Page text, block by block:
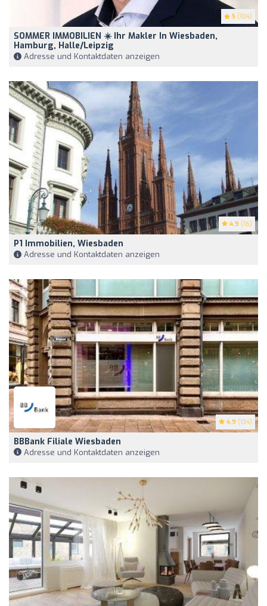
5 (104)
SOMMER IMMOBILIEN ☀️ Ihr Makler In Wiesbaden,
Hamburg, Halle/Leipzig
Adresse und Kontaktdaten anzeigen
4.9 (16)
P1 Immobilien, Wiesbaden
Adresse und Kontaktdaten anzeigen
4.9 (134)
BBBank Filiale Wiesbaden
Adresse und Kontaktdaten anzeigen